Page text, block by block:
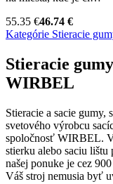
55.35 €46.74 €
Kategórie Stieracie
Stieracie
WIRBEL
Stieracie a sacie gumy,
svetového výrobcu
spoločnosť WIRBEL. V
stierku alebo saciu
našej ponuke je cez
Váš stroj nemusia byť